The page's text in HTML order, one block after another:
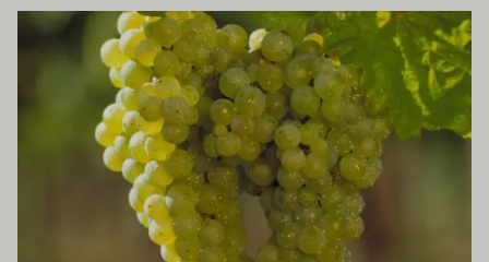
INTERESSEREN
Meer informatie